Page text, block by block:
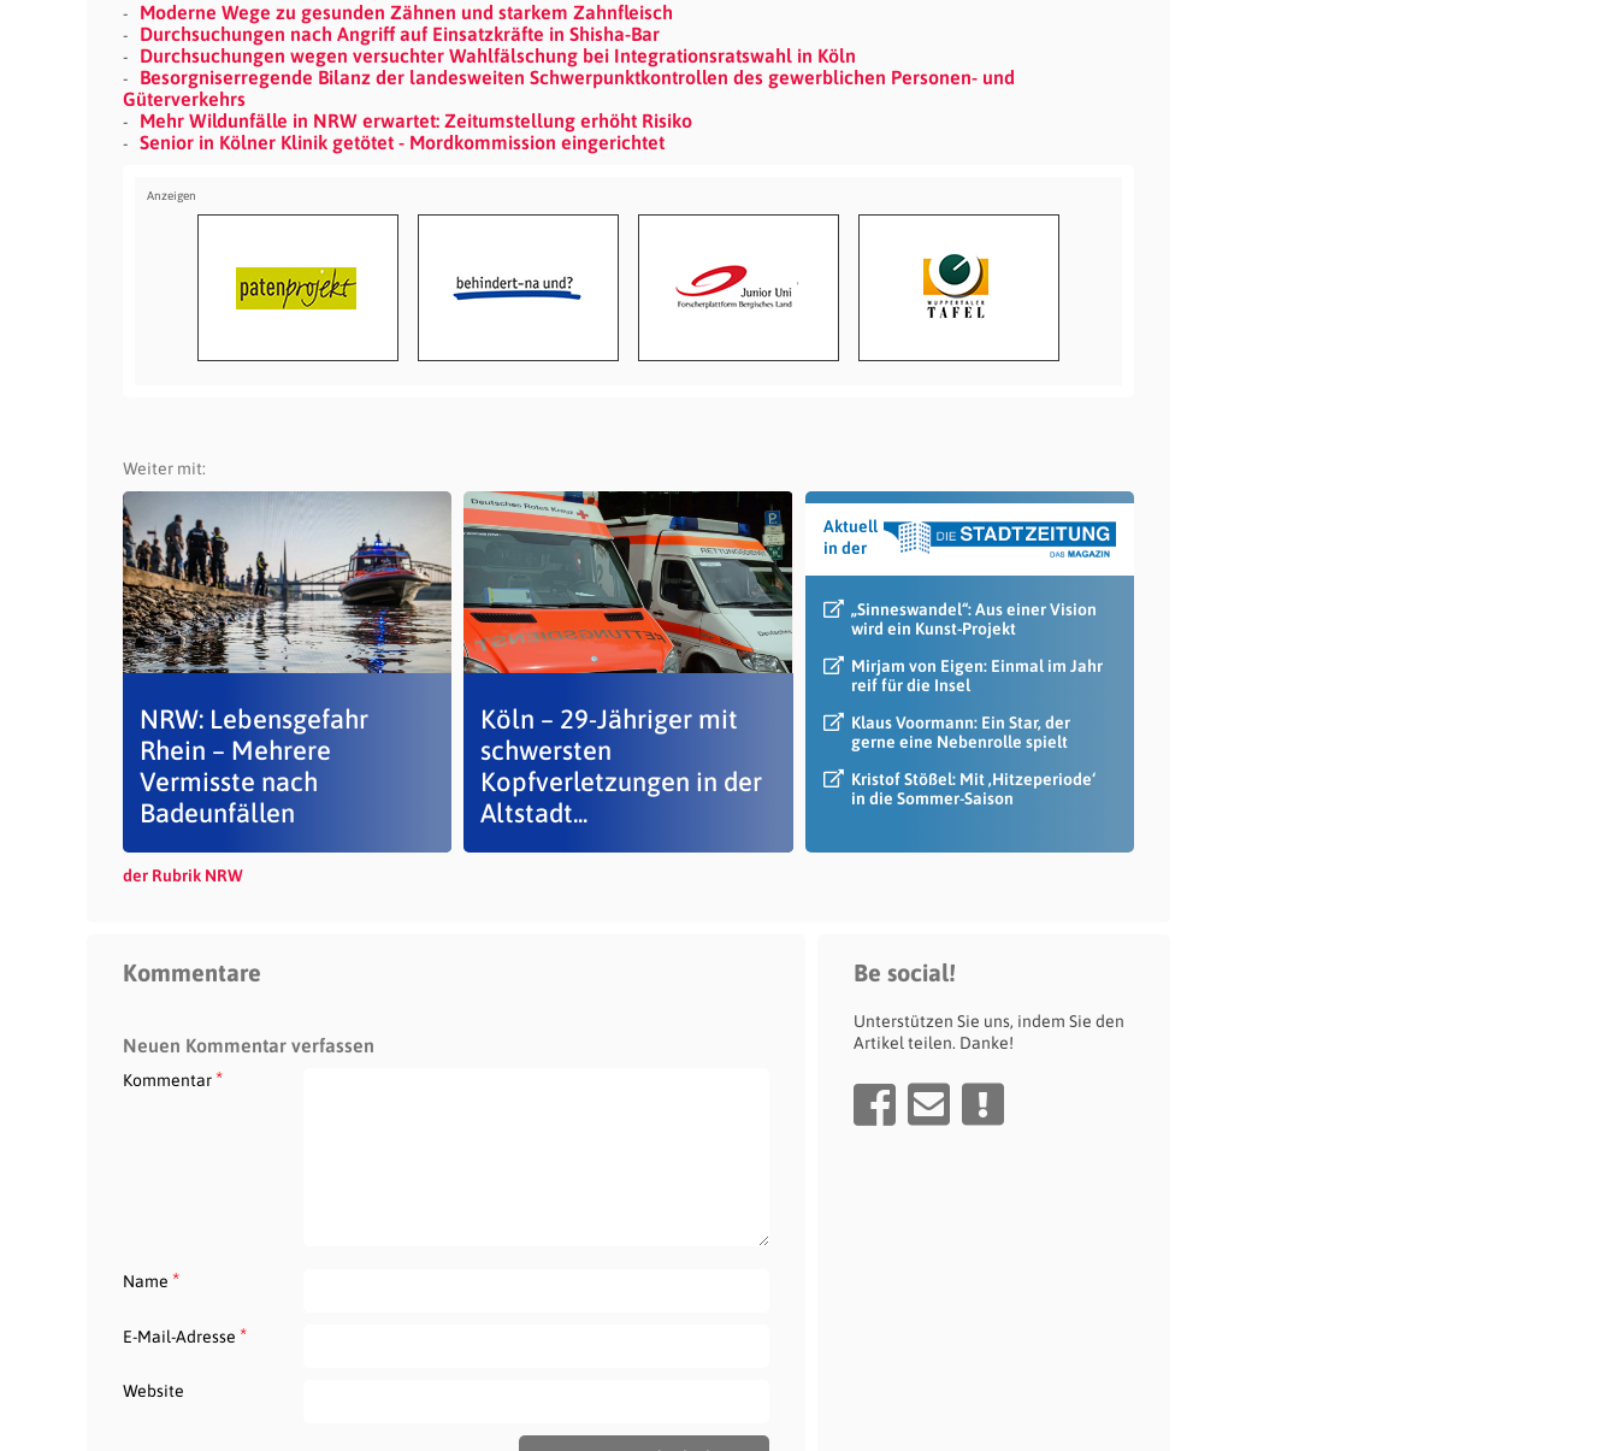
Moderne Wege zu gesunden Zähnen und starkem Zahnfleisch
Durchsuchungen nach Angriff auf Einsatzkräfte in Shisha-Bar
Durchsuchungen wegen versuchter Wahlfälschung bei Integrationsratswahl in Köln
Besorgniserregende Bilanz der landesweiten Schwerpunktkontrollen des gewerblichen Personen- und
Güterverkehrs
Mehr Wildunfälle in NRW erwartet: Zeitumstellung erhöht Risiko
Senior in Kölner Klinik getötet - Mordkommission eingerichtet
Weiter mit:
NRW: Lebensgefahr
Rhein – Mehrere
Vermisste nach
Badeunfällen
Köln – 29-Jähriger mit
schwersten
Kopfverletzungen in der
Altstadt...
Aktuell
in der
„Sinneswandel“: Aus einer Vision
wird ein Kunst-Projekt
Mirjam von Eigen: Einmal im Jahr
reif für die Insel
Klaus Voormann: Ein Star, der
gerne eine Nebenrolle spielt
Kristof Stößel: Mit ‚Hitzeperiode‘
in die Sommer-Saison
der Rubrik NRW
Kommentare
Neuen Kommentar verfassen
Kommentar*
Name *
E-Mail-Adresse *
Website
Be social!
Unterstützen Sie uns, indem Sie den
Artikel teilen. Danke!